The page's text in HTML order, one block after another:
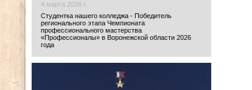
4 марта 2026 г.
Студентка нашего колледжа - Победитель
регионального этапа Чемпионата
профессионального мастерства
«Профессионалы» в Воронежской области 2026
года